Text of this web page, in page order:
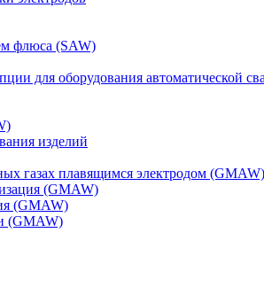
флюса (SAW)
для оборудования автоматической
изделий
газах плавящимся электродом (GMAW)
(GMAW)
(GMAW)
(GMAW)